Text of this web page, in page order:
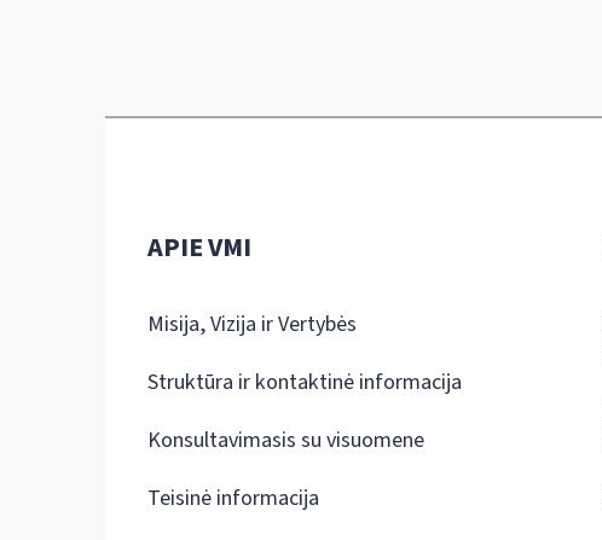
APIE VMI
Misija, Vizija ir Vertybės
Struktūra ir kontaktinė informacija
Konsultavimasis su visuomene
Teisinė informacija